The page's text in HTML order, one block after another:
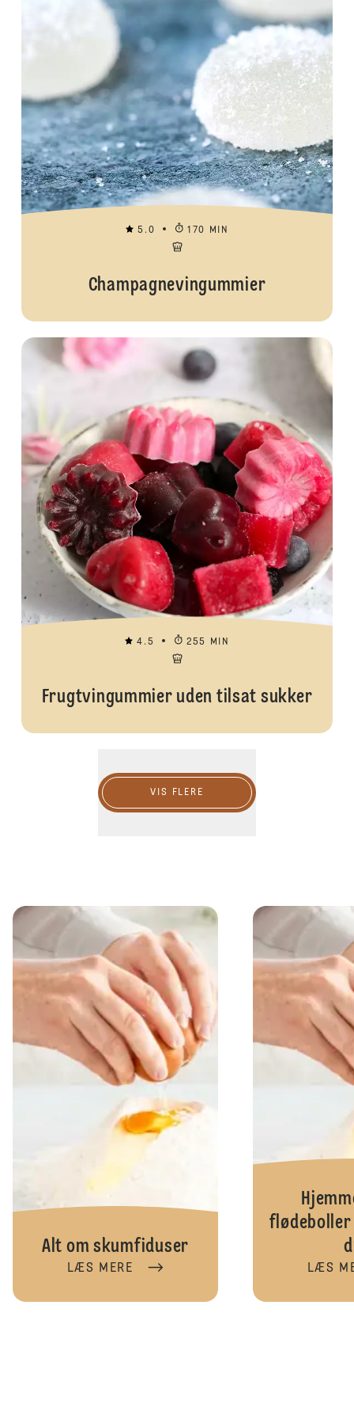
5.0 170 MIN
Champagnevingummier
4.5 255 MIN
Frugtvingummier uden tilsat sukker
VIS FLERE
Alt om skumfiduser
LÆS MERE LÆS